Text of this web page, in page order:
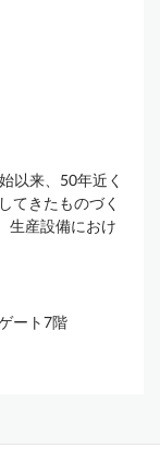
以来、50年近く
てきたものづく
生産設備におけ
ート7階